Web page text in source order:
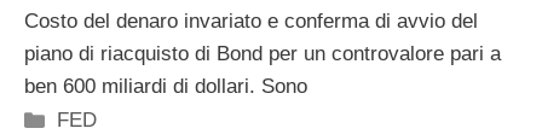
Costo del denaro invariato e conferma di avvio del
piano di riacquisto di Bond per un controvalore pari a
ben 600 miliardi di dollari. Sono
Categorie
FED